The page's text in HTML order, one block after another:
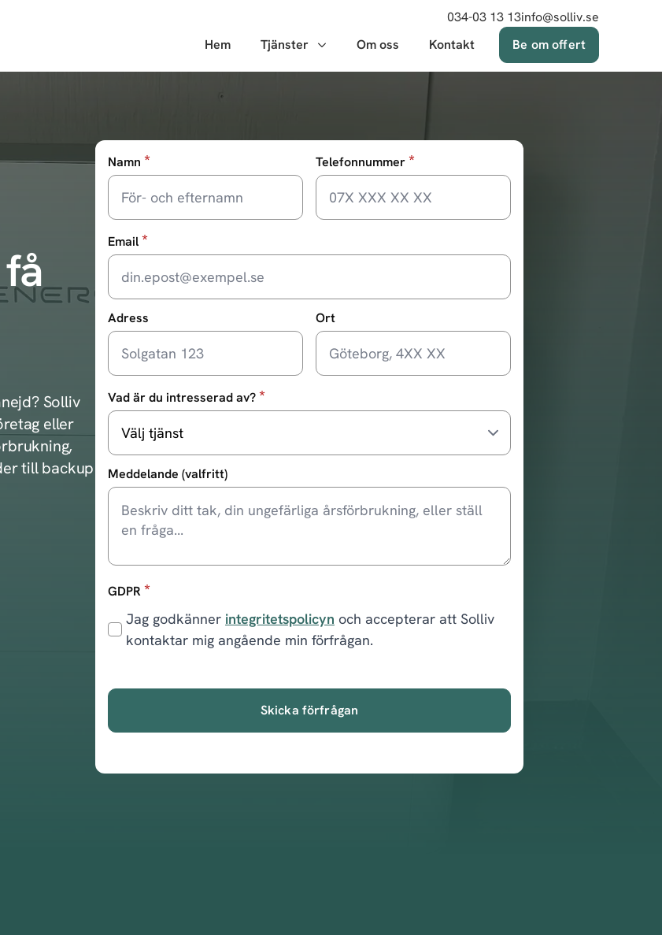
034-03 13 13info@solliv.se
Hem
Tjänster Om oss Kontakt Be om offert
Solliv
eller
till backup
Namn * Telefonnummer*
Email*
Adress Ort
Vad är du intresserad av?*
Meddelande (valfritt)
GDPR*
Jag godkänner integritetspolicyn och accepterar att Solliv
kontaktar mig angående min förfrågan.
Skicka förfrågan